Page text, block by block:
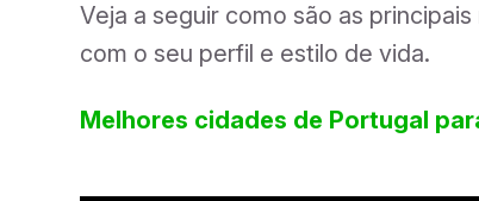
Veja a seguir como são as
com o seu perfil e estilo de vida.
Melhores cidades de Portugal